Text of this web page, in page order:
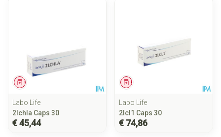
Geneesmiddel
Labo Life
2lchla Caps 30
€ 45,44
Geneesmiddel
Labo Life
2lcl1 Caps 30
€ 74,86